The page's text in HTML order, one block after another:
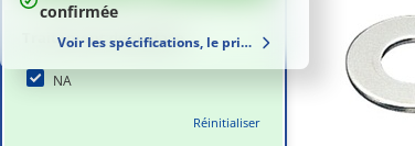
confirmée
Voir les spécifications, le prix et le délai de livraison
Traitement de surface
NA
Réinitialiser